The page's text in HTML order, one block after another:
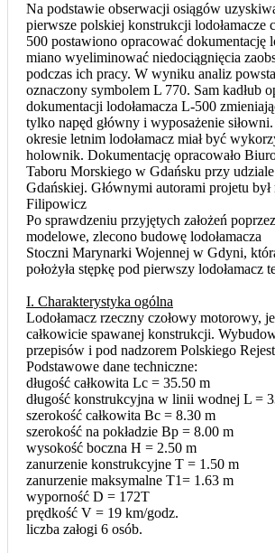
Na podstawie obserwacji osiągów
pierwsze polskiej konstrukcji lodołamacze
500 postawiono opracować dokumentację
miano wyeliminować niedociągnięcia
podczas ich pracy. W wyniku analiz
oznaczony symbolem L 770. Sam kadłub
dokumentacji lodołamacza L-500
tylko napęd główny i wyposażenie
okresie letnim lodołamacz miał być
holownik. Dokumentację opracowało
Taboru Morskiego w Gdańsku przy
Gdańskiej. Głównymi autorami projetu
Filipowicz
Po sprawdzeniu przyjętych założeń
modelowe, zlecono budowę lodołamacza
Stoczni Marynarki Wojennej w Gdyni,
położyła stępkę pod pierwszy lodołamacz
I. Charakterystyka ogólna
Lodołamacz rzeczny czołowy motorowy,
całkowicie spawanej konstrukcji.
przepisów i pod nadzorem Polskiego
Podstawowe dane techniczne:
długość całkowita Lc = 35.50 m
długość konstrukcyjna w linii wodnej L =
szerokość całkowita Bc = 8.30 m
szerokość na pokładzie Bp = 8.00 m
wysokość boczna H = 2.50 m
zanurzenie konstrukcyjne T = 1.50 m
zanurzenie maksymalne T1= 1.63 m
wyporność D = 172T
prędkość V = 19 km/godz.
liczba załogi 6 osób.